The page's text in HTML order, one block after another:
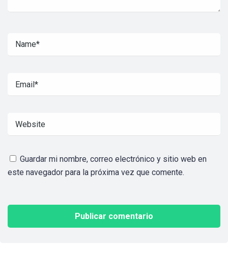
Guardar mi nombre, correo electrónico y sitio web en
este navegador para la próxima vez que comente.